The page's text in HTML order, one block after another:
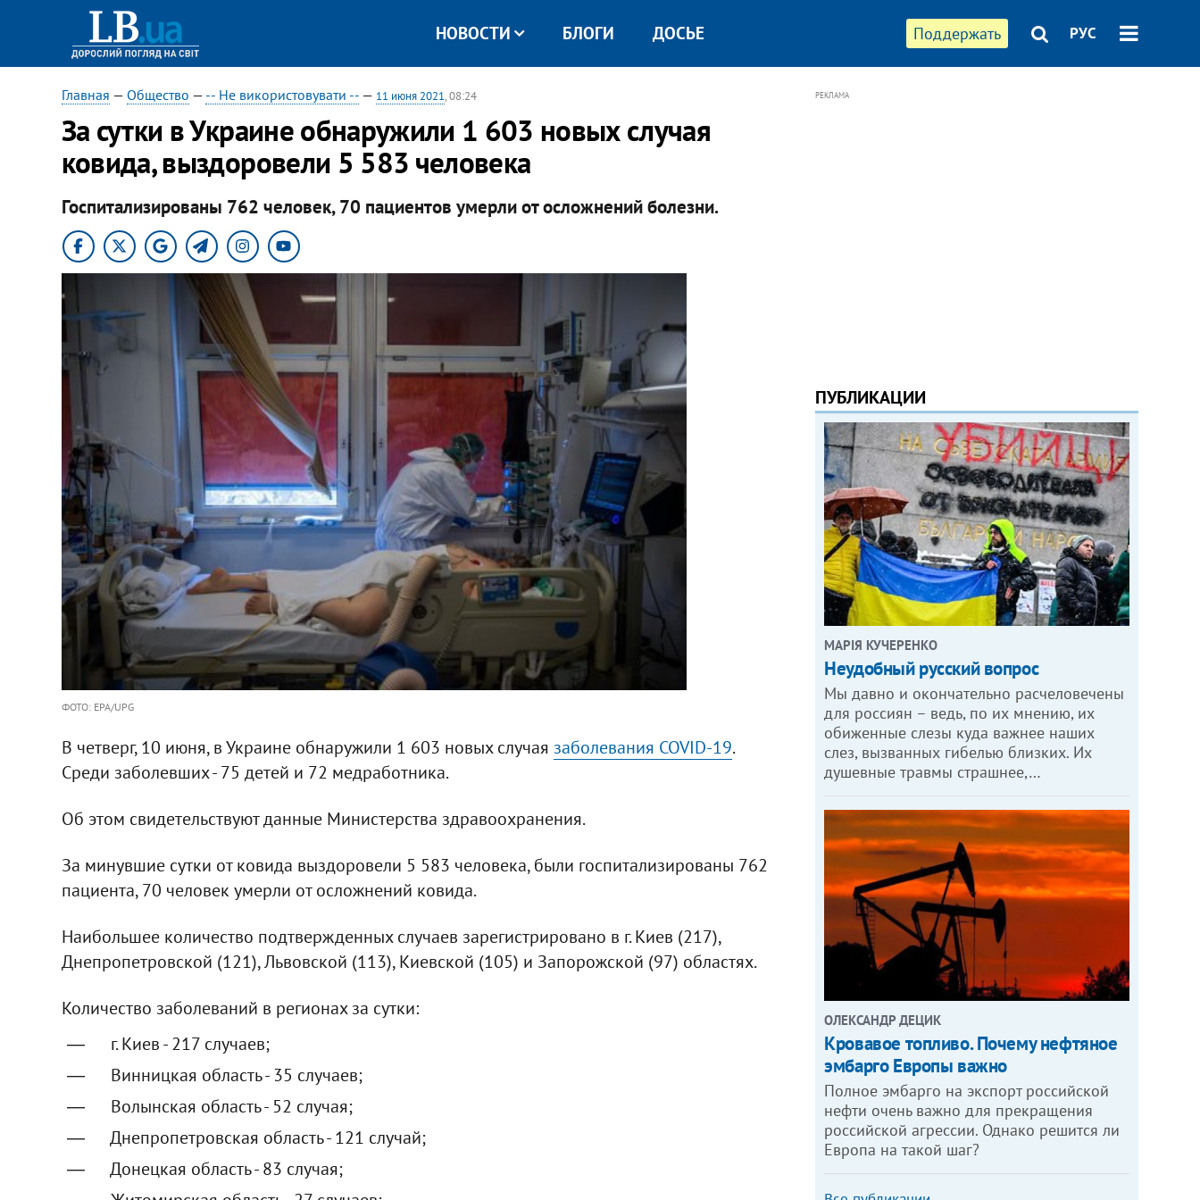
Поддержать РУС
НОВОСТИ БЛОГИ ДОСЬЕ
Главная — Общество — -- Не використовувати --— 11 июня 2021, 08:24
За сутки в Украине обнаружили 1 603 новых случая
ковида, выздоровели 5 583 человека
Госпитализированы 762 человек, 70 пациентов умерли от осложнений болезни.
ФОТО: EPA/UPG
В четверг, 10 июня, в Украине обнаружили 1 603 новых случая заболевания COVID-19.
Среди заболевших - 75 детей и 72 медработника.
Об этом свидетельствуют данные Министерства здравоохранения.
За минувшие сутки от ковида выздоровели 5 583 человека, были госпитализированы 762
пациента, 70 человек умерли от осложнений ковида.
Наибольшее количество подтвержденных случаев зарегистрировано в г. Киев (217),
Днепропетровской (121), Львовской (113), Киевской (105) и Запорожской (97) областях.
Количество заболеваний в регионах за сутки:
г. Киев - 217 случаев;
Винницкая область - 35 случаев;
Волынская область - 52 случая;
Днепропетровская область - 121 случай;
Донецкая область - 83 случая;
РЕКЛАМА
ПУБЛИКАЦИИ
МАРІЯ КУЧЕРЕНКО
​Неудобный русский вопрос
Мы давно и окончательно расчеловечены
для россиян – ведь, по их мнению, их
обиженные слезы куда важнее наших
слез, вызванных гибелью близких. Их
душевные травмы страшнее,…
ОЛЕКСАНДР ДЕЦИК
Кровавое топливо. Почему нефтяное
эмбарго Европы важно
Полное эмбарго на экспорт российской
нефти очень важно для прекращения
российской агрессии. Однако решится ли
Европа на такой шаг?